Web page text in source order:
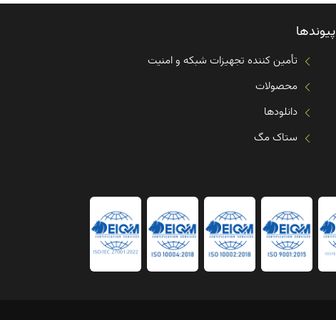
پیوندها
تأمین کننده تجهیزات شبکه و امنیت
محصولات
دانلودها
ستاک مگ